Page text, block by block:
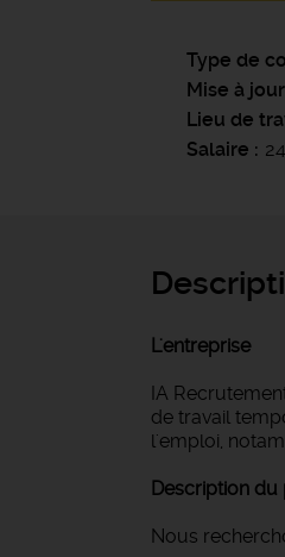
Type de
Mise à
Lieu de
Salaire
L'entreprise
IA
de travail
l'emploi,
Description du
Nous